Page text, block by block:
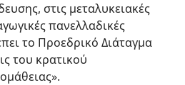
στις μεταλυκειακές
πανελλαδικές
το Προεδρικό Διάταγμα
του κρατικού